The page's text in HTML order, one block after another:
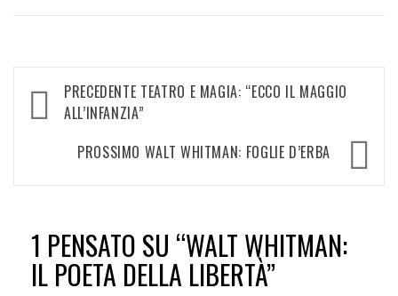
Navigazione
articolo
PRECEDENTE TEATRO E MAGIA: “ECCO IL MAGGIO
ALL’INFANZIA”
PROSSIMO WALT WHITMAN: FOGLIE D’ERBA
1 PENSATO SU “WALT WHITMAN:
IL POETA DELLA LIBERTÀ”